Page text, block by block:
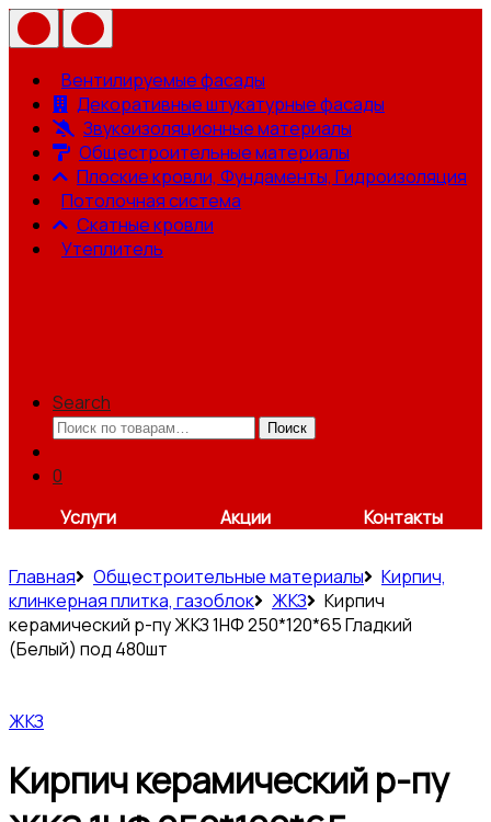
Вентилируемые фасады
Декоративные штукатурные фасады
Звукоизоляционные материалы
Общестроительные материалы
Плоские кровли, Фундаменты, Гидроизоляция
Потолочная система
Скатные кровли
Утеплитель
Search
Искать:
Поиск
0
Услуги
Акции Контакты
Главная Общестроительные материалы
Кирпич,
клинкерная плитка, газоблок
ЖКЗ
Кирпич
керамический р-пу ЖКЗ 1НФ 250*120*65 Гладкий
(Белый) под 480шт
ЖКЗ
Кирпич керамический р-пу